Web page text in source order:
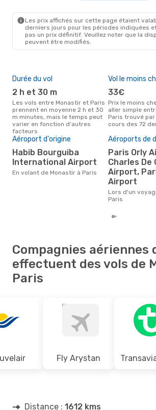
Les prix affichés sur cette page étaient
derniers jours pour les périodes indiquées
pas un prix définitif. Veuillez noter que la
peuvent être modifiés.
Durée du vol
2 h et 30 m
Les vols entre Monastir et Paris
prennent en moyenne 2 h et 30
m minutes, mais le temps peut
varier en fonction d'autres
facteurs
Vol le moins
33€
Prix le moins cher pour un vol
aller simple
Paris trouvé
cours des 72
Aéroport d'origine
Habib Bourguiba
International Airport
En volant de Monastir à Paris
Aéroports de
Paris Orly Airport,
Charles De
Airport,
Airport
Lors d'un voyage de Monastir à
Paris
Compagnies aériennes
effectuent des vols de
Paris
Fly Arystan
Distance : 1612 kms